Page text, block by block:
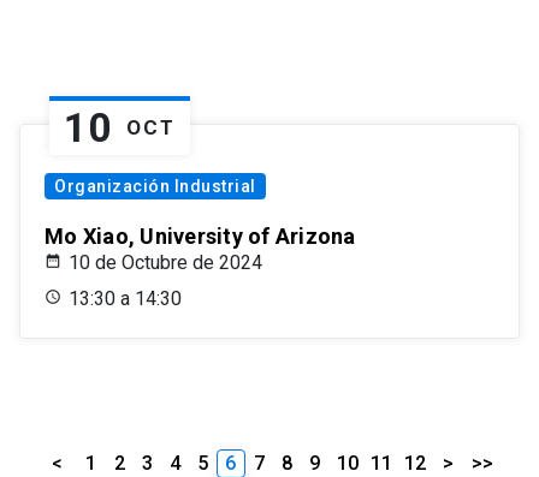
10 OCT
Organización Industrial
Mo Xiao, University of Arizona
10 de Octubre de 2024
13:30 a 14:30
< 1 2 3 4 5 6 7 8 9 10 11 12 > >>